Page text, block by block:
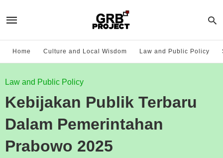
Home Culture and Local Wisdom Law and Public Policy
Law and Public Policy
Kebijakan Publik Terbaru
Dalam Pemerintahan
Prabowo 2025